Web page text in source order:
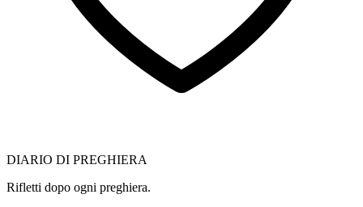
DIARIO DI PREGHIERA
Rifletti dopo ogni preghiera.